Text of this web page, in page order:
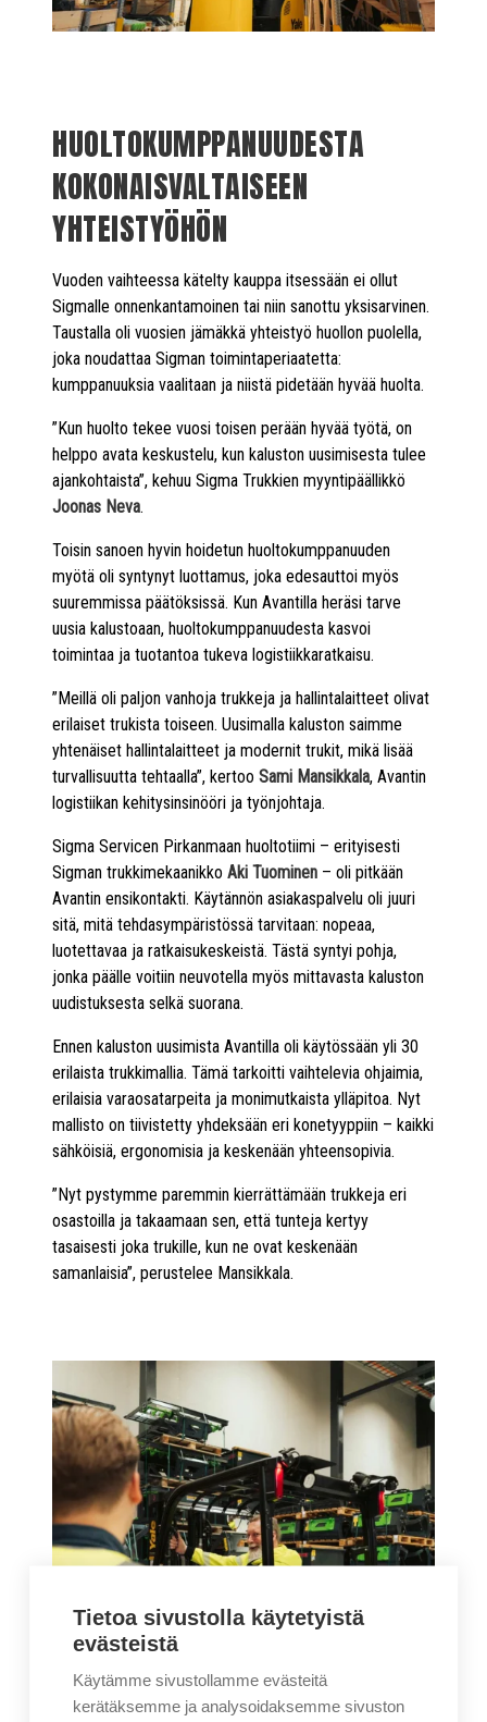
HUOLTOKUMPPANUUDESTA
KOKONAISVALTAISEEN
YHTEISTYÖHÖN
Vuoden vaihteessa kätelty kauppa itsessään ei ollut
Sigmalle onnenkantamoinen tai niin sanottu yksisarvinen.
Taustalla oli vuosien jämäkkä yhteistyö huollon puolella,
joka noudattaa Sigman toimintaperiaatetta:
kumppanuuksia vaalitaan ja niistä pidetään hyvää huolta.
”Kun huolto tekee vuosi toisen perään hyvää työtä, on
helppo avata keskustelu, kun kaluston uusimisesta tulee
ajankohtaista”, kehuu Sigma Trukkien myyntipäällikkö
Joonas Neva.
Toisin sanoen hyvin hoidetun huoltokumppanuuden
myötä oli syntynyt luottamus, joka edesauttoi myös
suuremmissa päätöksissä. Kun Avantilla heräsi tarve
uusia kalustoaan, huoltokumppanuudesta kasvoi
toimintaa ja tuotantoa tukeva logistiikkaratkaisu.
”Meillä oli paljon vanhoja trukkeja ja hallintalaitteet olivat
erilaiset trukista toiseen. Uusimalla kaluston saimme
yhtenäiset hallintalaitteet ja modernit trukit, mikä lisää
turvallisuutta tehtaalla”, kertoo Sami Mansikkala, Avantin
logistiikan kehitysinsinööri ja työnjohtaja.
Sigma Servicen Pirkanmaan huoltotiimi – erityisesti
Sigman trukkimekaanikko Aki Tuominen – oli pitkään
Avantin ensikontakti. Käytännön asiakaspalvelu oli juuri
sitä, mitä tehdasympäristössä tarvitaan: nopeaa,
luotettavaa ja ratkaisukeskeistä. Tästä syntyi pohja,
jonka päälle voitiin neuvotella myös mittavasta kaluston
uudistuksesta selkä suorana.
Ennen kaluston uusimista Avantilla oli käytössään yli 30
erilaista trukkimallia. Tämä tarkoitti vaihtelevia ohjaimia,
erilaisia varaosatarpeita ja monimutkaista ylläpitoa. Nyt
mallisto on tiivistetty yhdeksään eri konetyyppiin – kaikki
sähköisiä, ergonomisia ja keskenään yhteensopivia.
”Nyt pystymme paremmin kierrättämään trukkeja eri
osastoilla ja takaamaan sen, että tunteja kertyy
tasaisesti joka trukille, kun ne ovat keskenään
samanlaisia”, perustelee Mansikkala.
Tietoa sivustolla käytetyistä
evästeistä
Käytämme sivustollamme evästeitä
kerätäksemme ja analysoidaksemme sivuston